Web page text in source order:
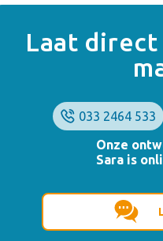
Laat
033 2464 533
Onze
Sara is